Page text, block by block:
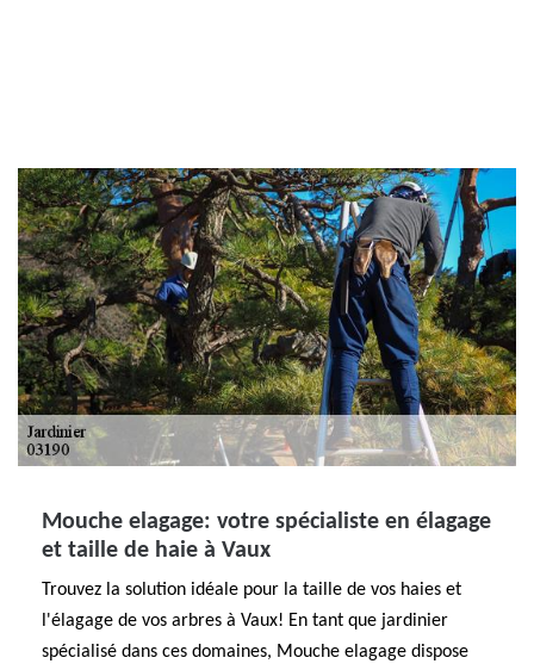
Mouche elagage: votre spécialiste en élagage
et taille de haie à Vaux
Trouvez la solution idéale pour la taille de vos haies et
l'élagage de vos arbres à Vaux! En tant que jardinier
spécialisé dans ces domaines, Mouche elagage dispose